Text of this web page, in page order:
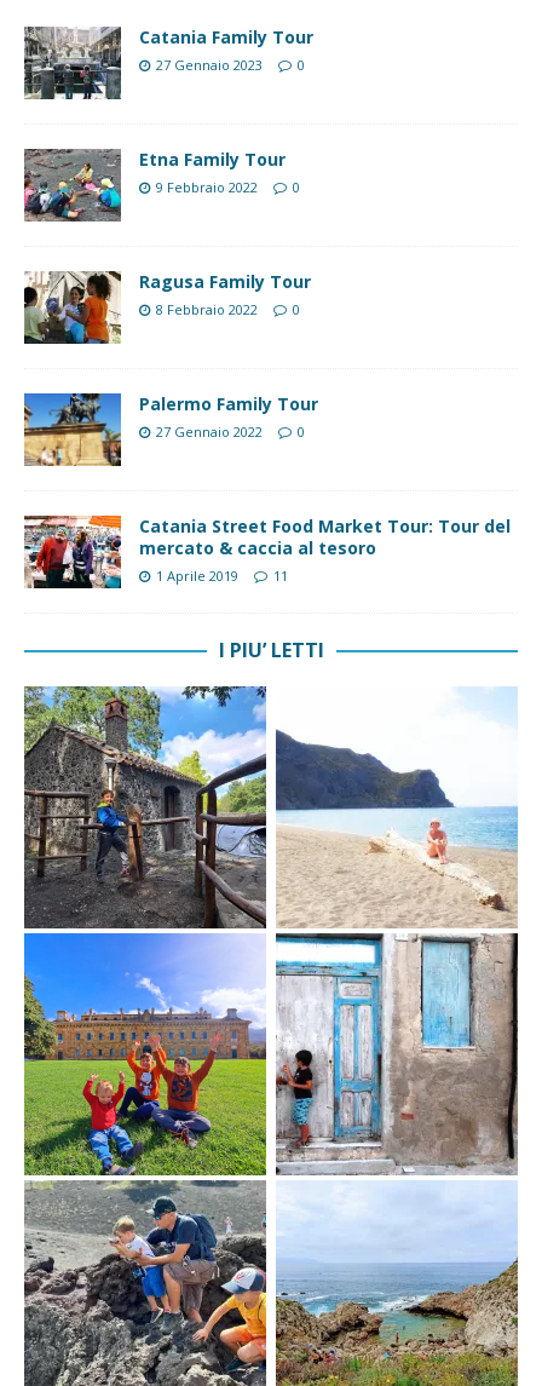
Catania Family Tour
27 Gennaio 2023 0
Etna Family Tour
9 Febbraio 2022 0
Ragusa Family Tour
8 Febbraio 2022 0
Palermo Family Tour
27 Gennaio 2022 0
Catania Street Food Market Tour: Tour del
mercato & caccia al tesoro
1 Aprile 2019 11
I PIU’ LETTI